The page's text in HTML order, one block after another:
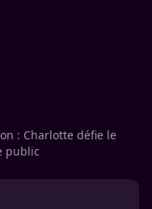
: Charlotte défie le
public